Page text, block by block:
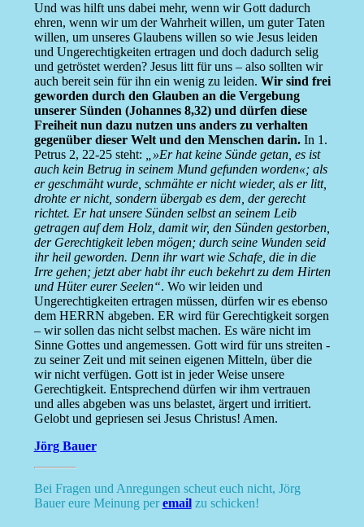
Und was hilft uns dabei mehr, wenn wir Gott dadurch
ehren, wenn wir um der Wahrheit willen, um guter Taten
willen, um unseres Glaubens willen so wie Jesus leiden
und Ungerechtigkeiten ertragen und doch dadurch selig
und getröstet werden? Jesus litt für uns – also sollten wir
auch bereit sein für ihn ein wenig zu leiden. Wir sind frei
geworden durch den Glauben an die Vergebung
unserer Sünden (Johannes 8,32) und dürfen diese
Freiheit nun dazu nutzen uns anders zu verhalten
gegenüber dieser Welt und den Menschen darin.In 1.
Petrus 2, 22-25 steht:
„»Er hat keine Sünde getan, es ist
auch kein Betrug in seinem Mund gefunden worden«; als
er geschmäht wurde, schmähte er nicht wieder, als er litt,
drohte er nicht, sondern übergab es dem, der gerecht
richtet. Er hat unsere Sünden selbst an seinem Leib
getragen auf dem Holz, damit wir, den Sünden gestorben,
der Gerechtigkeit leben mögen; durch seine Wunden seid
ihr heil geworden. Denn ihr wart wie Schafe, die in die
Irre gehen; jetzt aber habt ihr euch bekehrt zu dem Hirten
und Hüter eurer Seelen“. Wo wir leiden und
Ungerechtigkeiten ertragen müssen, dürfen wir es ebenso
dem HERRN abgeben. ER wird für Gerechtigkeit sorgen
– wir sollen das nicht selbst machen. Es wäre nicht im
Sinne Gottes und angemessen. Gott wird für uns streiten -
zu seiner Zeit und mit seinen eigenen Mitteln, über die
wir nicht verfügen. Gott ist in jeder Weise unsere
Gerechtigkeit. Entsprechend dürfen wir ihm vertrauen
und alles abgeben was uns belastet, ärgert und irritiert.
Gelobt und gepriesen sei Jesus Christus! Amen.
Jörg Bauer
Bei Fragen und Anregungen scheut euch nicht, Jörg
Bauer eure Meinung peremailzu schicken!